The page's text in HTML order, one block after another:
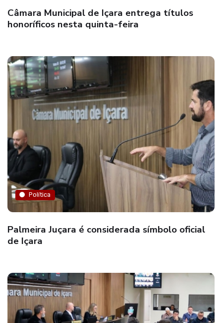
Câmara Municipal de Içara entrega títulos
honoríficos nesta quinta-feira
Política
Palmeira Juçara é considerada símbolo oficial
de Içara